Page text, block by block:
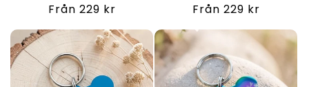
e
:
Ordinarie
pris
Från 229 kr
Ordinarie
pris
Från 229 kr